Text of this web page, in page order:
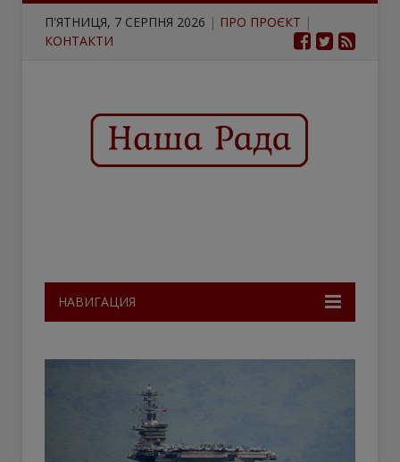
П'ЯТНИЦЯ, 7 СЕРПНЯ 2026 | ПРО ПРОЄКТ |
КОНТАКТИ
НАВИГАЦИЯ